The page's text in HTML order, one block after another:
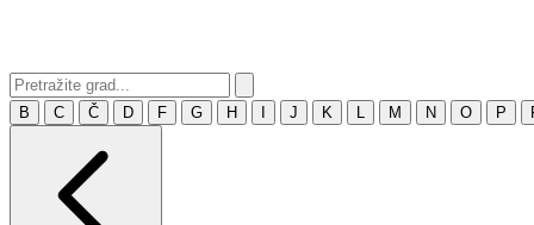
B C Č D F G H J K M N O P